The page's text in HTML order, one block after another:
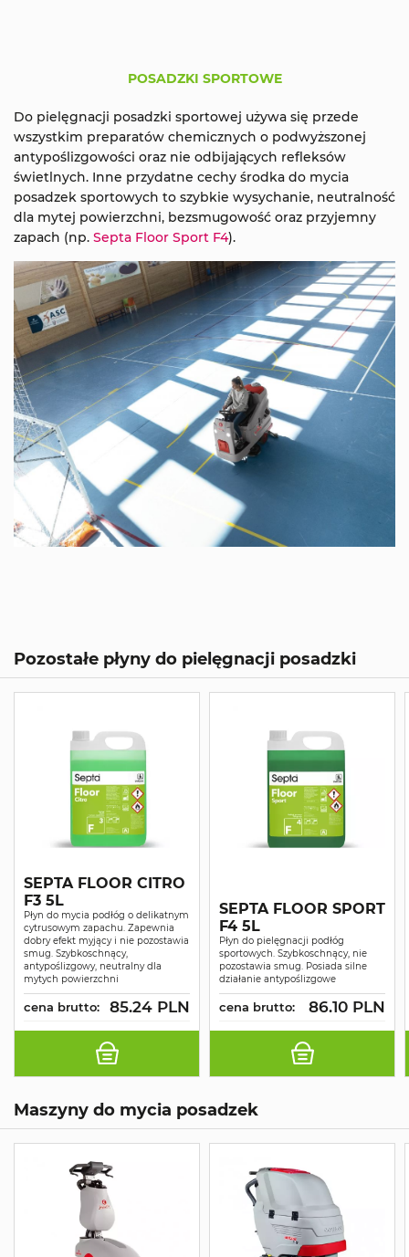
POSADZKI SPORTOWE
Do pielęgnacji posadzki sportowej używa się przede
wszystkim preparatów chemicznych o podwyższonej
antypoślizgowości oraz nie odbijających refleksów
świetlnych. Inne przydatne cechy środka do mycia
posadzek sportowych to szybkie wysychanie, neutralność
dla mytej powierzchni, bezsmugowość oraz przyjemny
zapach (np. Septa Floor Sport F4).
Pozostałe płyny do pielęgnacji posadzki
SEPTA FLOOR CITRO
F3 5L
Płyn do mycia podłóg o delikatnym
cytrusowym zapachu. Zapewnia
dobry efekt myjący i nie pozostawia
smug. Szybkoschnący,
antypoślizgowy, neutralny dla
mytych powierzchni
cena brutto: 85.24 PLN
SEPTA FLOOR SPORT
F4 5L
Płyn do pielęgnacji podłóg
sportowych. Szybkoschnący, nie
pozostawia smug. Posiada silne
działanie antypoślizgowe
cena brutto: 86.10 PLN
Maszyny do mycia posadzek